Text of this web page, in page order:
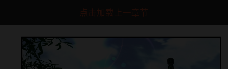
点击加载上一章节